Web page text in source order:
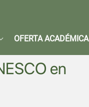
OFERTA ACADÉMICA
en